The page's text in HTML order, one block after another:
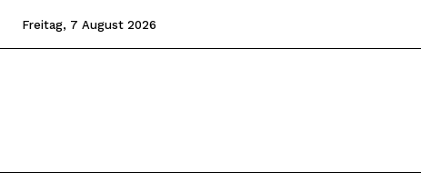
Freitag, 7 August 2026